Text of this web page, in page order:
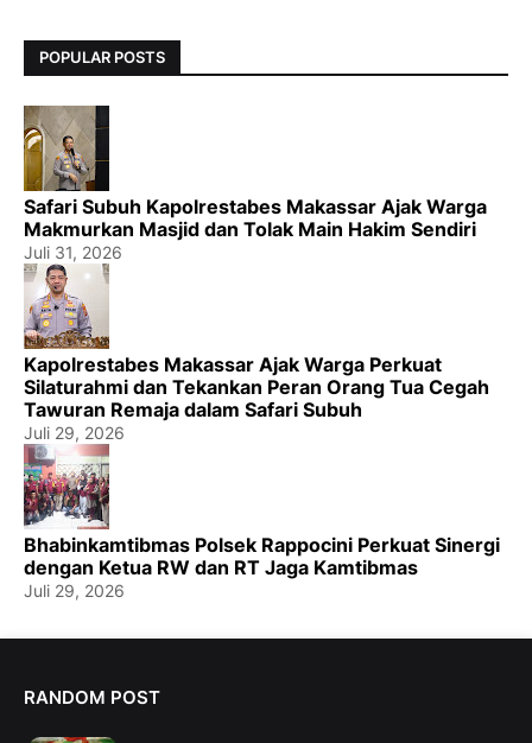
POPULAR POSTS
Safari Subuh Kapolrestabes Makassar Ajak Warga
Makmurkan Masjid dan Tolak Main Hakim Sendiri
Juli 31, 2026
Kapolrestabes Makassar Ajak Warga Perkuat
Silaturahmi dan Tekankan Peran Orang Tua Cegah
Tawuran Remaja dalam Safari Subuh
Juli 29, 2026
Bhabinkamtibmas Polsek Rappocini Perkuat Sinergi
dengan Ketua RW dan RT Jaga Kamtibmas
Juli 29, 2026
RANDOM POST